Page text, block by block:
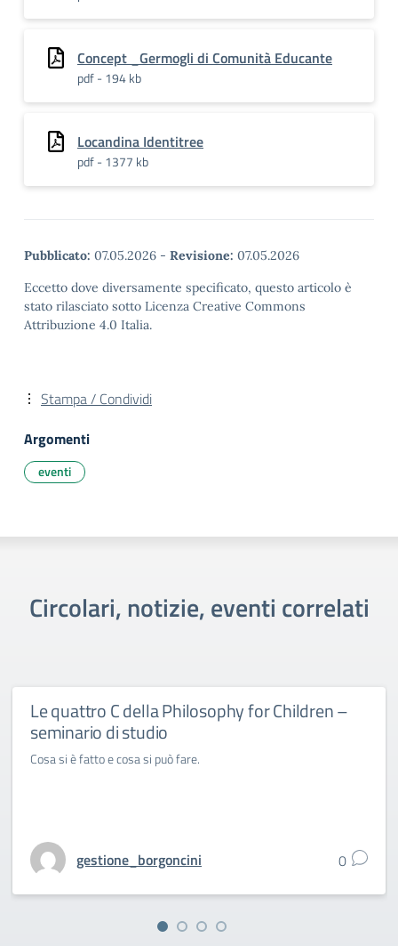
Concept _Germogli di Comunità Educante
pdf - 194 kb
Locandina Identitree
pdf - 1377 kb
Pubblicato: 07.05.2026 - Revisione: 07.05.2026
Eccetto dove diversamente specificato, questo articolo è
stato rilasciato sotto Licenza Creative Commons
Attribuzione 4.0 Italia.
Stampa / Condividi
Argomenti
eventi
Circolari, notizie, eventi correlati
Le quattro C della Philosophy for Children –
seminario di studio
Cosa si è fatto e cosa si può fare.
gestione_borgoncini 0